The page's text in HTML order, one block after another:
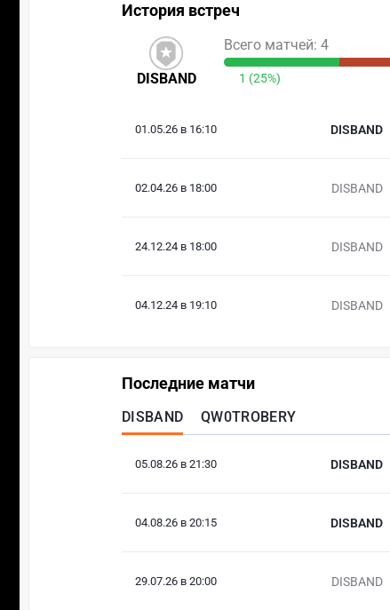
История встреч
DISBAND
Всего матчей: 4
1 (25%)
01.05.26 в 16:10 DISBAND
02.04.26 в 18:00 DISBAND
24.12.24 в 18:00 DISBAND
04.12.24 в 19:10 DISBAND
Последние матчи
DISBAND QW0TROBERY
05.08.26 в 21:30 DISBAND
04.08.26 в 20:15 DISBAND
29.07.26 в 20:00 DISBAND